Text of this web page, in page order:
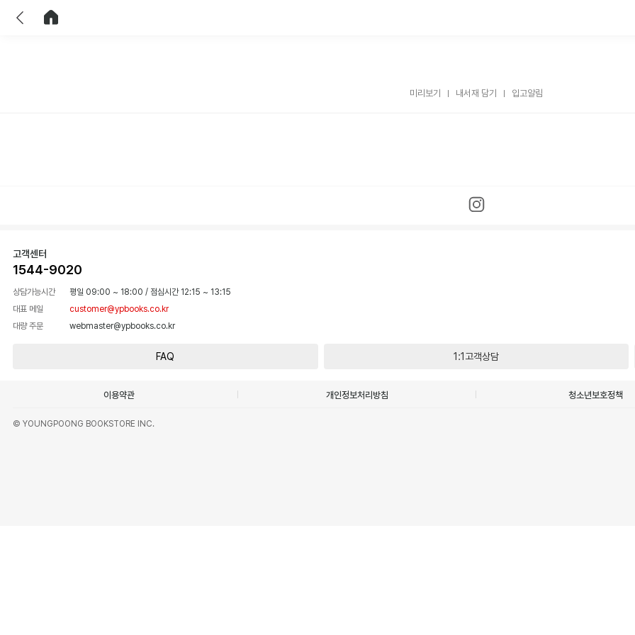
미리보기 내서재 담기 입고알림
고객센터
1544-9020
상담가능시간 평일 09:00 ~ 18:00 / 점심시간 12:15 ~ 13:15
대표 메일
customer@ypbooks.co.kr
대량 주문
webmaster@ypbooks.co.kr
FAQ 1:1고객상담
이용약관 개인정보처리방침 청소년보호정책
© YOUNGPOONG BOOKSTORE INC.